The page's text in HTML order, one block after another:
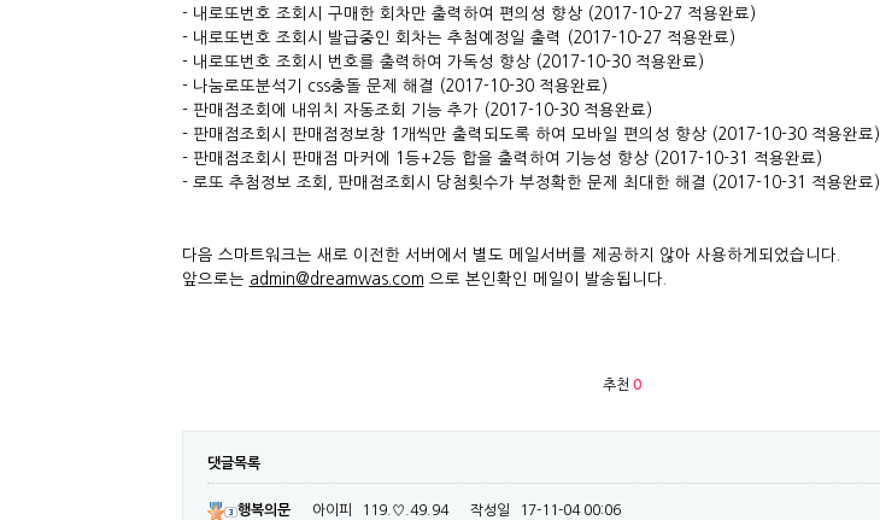
- 내로또번호 조회시 구매한 회차만 출력하여 편의성 향상 (2017-10-27 적용완료)
- 내로또번호 조회시 발급중인 회차는 추첨예정일 출력 (2017-10-27 적용완료)
- 내로또번호 조회시 번호를 출력하여 가독성 향상 (2017-10-30 적용완료)
- 나눔로또분석기 css충돌 문제 해결 (2017-10-30 적용완료)
- 판매점조회에 내위치 자동조회 기능 추가 (2017-10-30 적용완료)
- 판매점조회시 판매점정보창 1개씩만 출력되도록 하여 모바일 편의성 향상 (2017-10-30 적용완료)
- 판매점조회시 판매점 마커에 1등+2등 합을 출력하여 기능성 향상 (2017-10-31 적용완료)
- 로또 추첨정보 조회, 판매점조회시 당첨횟수가 부정확한 문제 최대한 해결 (2017-10-31 적용완료)
다음 스마트워크는 새로 이전한 서버에서 별도 메일서버를 제공하지 않아 사용하게되었습니다.
앞으로는 admin@dreamwas.com 으로 본인확인 메일이 발송됩니다.
추천 0
댓글목록
행복의문 아이피 119.♡.49.94 작성일
17-11-04 00:06